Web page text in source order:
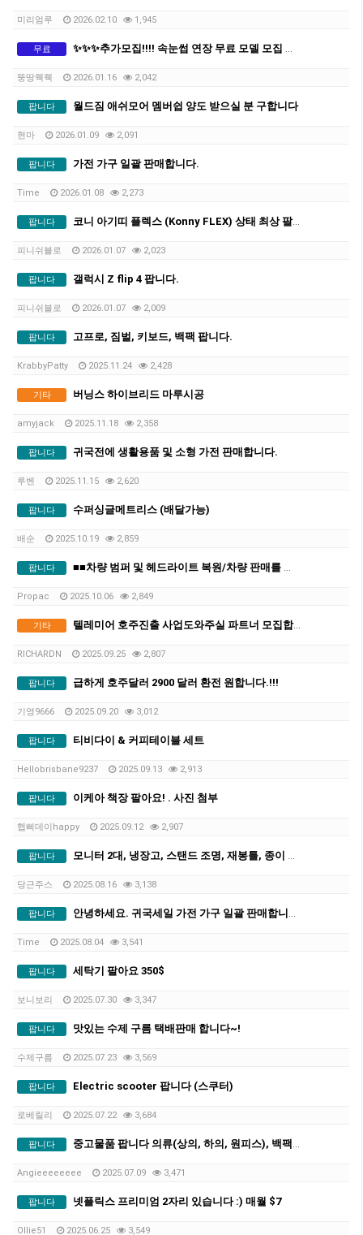
미리엄루 2026.02.10 1,945
무료 ✨✨✨추가모집!!!! 속눈썹 연장 무료 모델 모집 ✨✨✨ (전문가 시술 / 수강생 연습 ❌)
뚱땅웩웩 2026.01.16 2,042
팝니다 월드짐 애쉬모어 멤버쉽 양도 받으실 분 구합니다
현마 2026.01.09 2,091
팝니다 가전 가구 일괄 판매합니다.
Time 2026.01.08 2,273
팝니다 코니 아기띠 플렉스 (Konny FLEX) 상태 최상 팔아요
피니쉬블로 2026.01.07 2,023
팝니다 갤럭시 Z flip 4 팝니다.
피니쉬블로 2026.01.07 2,009
팝니다 고프로, 짐벌, 키보드, 백팩 팝니다.
KrabbyPatty 2025.11.24 2,428
기타 버닝스 하이브리드 마루시공
amyjack 2025.11.18 2,358
팝니다 귀국전에 생활용품 및 소형 가전 판매합니다.
루벤 2025.11.15 2,620
팝니다 수퍼싱글메트리스 (배달가능)
배순 2025.10.19 2,859
팝니다 ■■차량 범퍼 및 헤드라이트 복원/차량 판매를 위한 페인트 수리해드립니다■■
Propac 2025.10.06 2,849
기타 텔레미어 호주진출 사업도와주실 파트너 모집합니다
RICHARDN 2025.09.25 2,807
팝니다 급하게 호주달러 2900 달러 환전 원합니다.!!!
기영9666 2025.09.20 3,012
팝니다 티비다이 & 커피테이블 세트
Hellobrisbane9237 2025.09.13 2,913
팝니다 이케아 책장 팔아요! . 사진 첨부
햅삐데이happy 2025.09.12 2,907
팝니다 모니터 2대, 냉장고, 스탠드 조명, 재봉틀, 종이 박스 묶음 판매합니다.
당근주스 2025.08.16 3,138
팝니다 안녕하세요. 귀국세일 가전 가구 일괄 판매합니다.
Time 2025.08.04 3,541
팝니다 세탁기 팔아요 350$
보니보리 2025.07.30 3,347
팝니다 맛있는 수제 구름 택배판매 합니다~!
수제구름 2025.07.23 3,569
팝니다 Electric scooter 팝니다 (스쿠터)
로베릴리 2025.07.22 3,684
팝니다 중고물품 팝니다 의류(상의, 하의, 원피스), 백팩, 멀티탭, 기타
Angieeeeeeee 2025.07.09 3,471
팝니다 넷플릭스 프리미엄 2자리 있습니다 :) 매월 $7
Ollie51 2025.06.25 3,549